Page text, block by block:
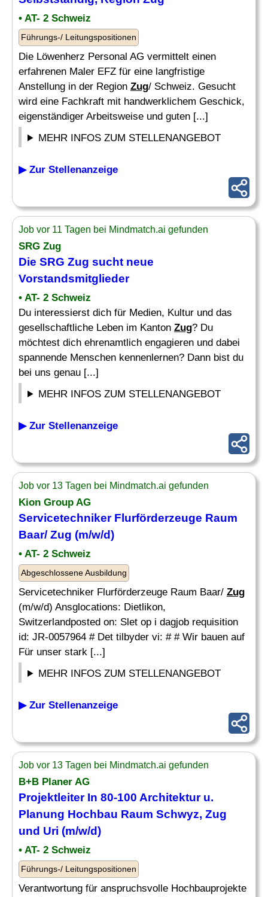
• AT- 2 Schweiz
Führungs-/ Leitungspositionen
Die Löwenherz Personal AG vermittelt einen
erfahrenen Maler EFZ für eine langfristige
Anstellung in der Region Zug/ Schweiz. Gesucht
wird eine Fachkraft mit handwerklichem Geschick,
eigenständiger Arbeitsweise und guten [...]
MEHR INFOS ZUM STELLENANGEBOT
▶ Zur Stellenanzeige
Job vor 11 Tagen bei Mindmatch.ai gefunden
SRG Zug
Die SRG Zug sucht neue
Vorstandsmitglieder
• AT- 2 Schweiz
Du interessierst dich für Medien, Kultur und das
gesellschaftliche Leben im Kanton Zug? Du
möchtest dich ehrenamtlich engagieren und dabei
spannende Menschen kennenlernen? Dann bist du
bei uns genau [...]
MEHR INFOS ZUM STELLENANGEBOT
▶ Zur Stellenanzeige
Job vor 13 Tagen bei Mindmatch.ai gefunden
Kion Group AG
Servicetechniker Flurförderzeuge Raum
Baar/ Zug (m/w/d)
• AT- 2 Schweiz
Abgeschlossene Ausbildung
Servicetechniker Flurförderzeuge Raum Baar/ Zug
(m/w/d) Ansglocations: Dietlikon,
Switzerlandposted on: Slet op i dagjob requisition
id: JR-0057964 # Det tilbyder vi: # # Wir bauen auf
Für unser stark [...]
MEHR INFOS ZUM STELLENANGEBOT
▶ Zur Stellenanzeige
Job vor 13 Tagen bei Mindmatch.ai gefunden
B+B Planer AG
Projektleiter In 80-100 Architektur u.
Planung Hochbau Raum Schwyz, Zug
und Uri (m/w/d)
• AT- 2 Schweiz
Führungs-/ Leitungspositionen
Verantwortung für anspruchsvolle Hochbauprojekte